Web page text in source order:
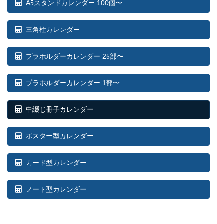
A5スタンドカレンダー 100個〜
三角柱カレンダー
プラホルダーカレンダー 25部〜
プラホルダーカレンダー 1部〜
中綴じ冊子カレンダー
ポスター型カレンダー
カード型カレンダー
ノート型カレンダー